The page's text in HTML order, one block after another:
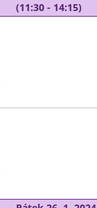
(11:30 - 14:15)